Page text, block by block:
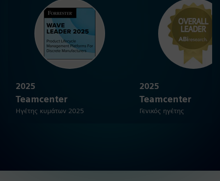
2025
Teamcenter
Ηγέτης κυμάτων 2025
2025
Teamcenter
Γενικός ηγέτης